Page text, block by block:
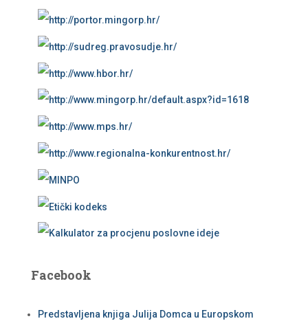
Facebook
Predstavljena knjiga Julija Domca u Europskom